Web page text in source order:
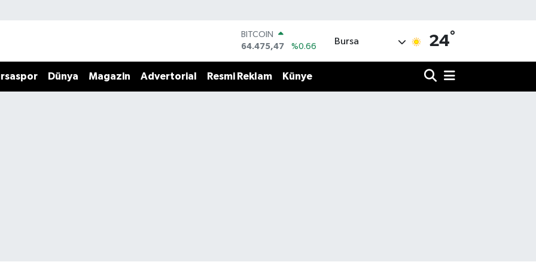
BITCOIN
64.475,47
%0.66
47,5971
%0.05
Bursa 24°
Dünya Magazin Advertorial Resmi Reklam Künye